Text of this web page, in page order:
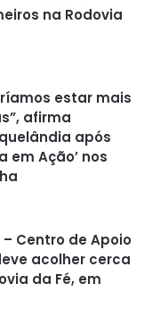
na Rodovia
estar mais
afirma
após
em Ação’ nos
– Centro de Apoio
acolher cerca
da Fé, em